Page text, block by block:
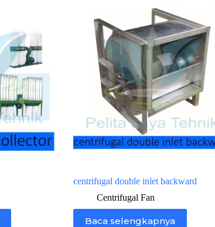
centrifugal double inlet backward
Centrifugal Fan
Baca selengkapnya